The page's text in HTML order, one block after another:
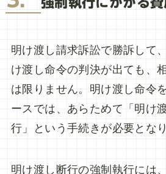
明け渡し請求訴訟で勝訴して
け渡し命令の判決が出ても、
は限りません。明け渡し命令
ースでは、あらためて「明け
行」という手続きが必要となり
明け渡し断行の強制執行には